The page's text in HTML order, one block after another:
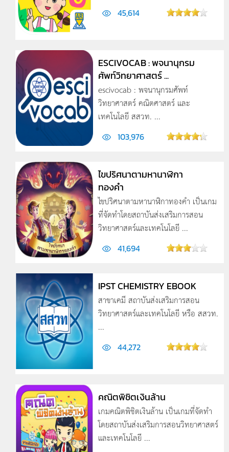
45,614
ESCIVOCAB : พจนานุกรม
ศัพท์วิทยาศาสตร์ ...
escivocab : พจนานุกรมศัพท์
วิทยาศาสตร์ คณิตศาสตร์ และ
เทคโนโลยี สสวท. ...
103,976
ไขปริศนาตามหานาฬิกา
ทองคำ
ไขปริศนาตามหานาฬิกาทองคำ เป็นเกม
ที่จัดทำโดยสถาบันส่งเสริมการสอน
วิทยาศาสตร์และเทคโนโลยี ...
41,694
IPST CHEMISTRY EBOOK
สาขาเคมี สถาบันส่งเสริมการสอน
วิทยาศาสตร์และเทคโนโลยี หรือ สสวท.
...
44,272
คณิตพิชิตเงินล้าน
เกมคณิตพิชิตเงินล้าน เป็นเกมที่จัดทำ
โดยสถาบันส่งเสริมการสอนวิทยาศาสตร์
และเทคโนโลยี ...